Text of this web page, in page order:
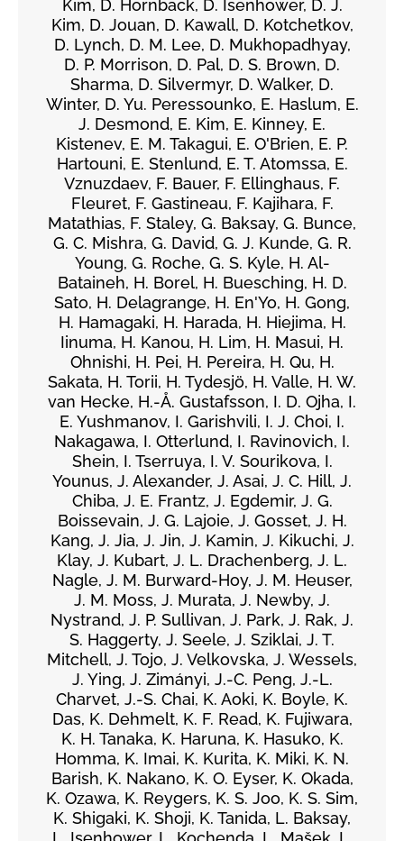
Kim, D. Hornback, D. Isenhower, D. J.
Kim, D. Jouan, D. Kawall, D. Kotchetkov,
D. Lynch, D. M. Lee, D. Mukhopadhyay,
D. P. Morrison, D. Pal, D. S. Brown, D.
Sharma, D. Silvermyr, D. Walker, D.
Winter, D. Yu. Peressounko, E. Haslum, E.
J. Desmond, E. Kim, E. Kinney, E.
Kistenev, E. M. Takagui, E. O'Brien, E. P.
Hartouni, E. Stenlund, E. T. Atomssa, E.
Vznuzdaev, F. Bauer, F. Ellinghaus, F.
Fleuret, F. Gastineau, F. Kajihara, F.
Matathias, F. Staley, G. Baksay, G. Bunce,
G. C. Mishra, G. David, G. J. Kunde, G. R.
Young, G. Roche, G. S. Kyle, H. Al-
Bataineh, H. Borel, H. Buesching, H. D.
Sato, H. Delagrange, H. En'Yo, H. Gong,
H. Hamagaki, H. Harada, H. Hiejima, H.
Iinuma, H. Kanou, H. Lim, H. Masui, H.
Ohnishi, H. Pei, H. Pereira, H. Qu, H.
Sakata, H. Torii, H. Tydesjö, H. Valle, H. W.
van Hecke, H.-Å. Gustafsson, I. D. Ojha, I.
E. Yushmanov, I. Garishvili, I. J. Choi, I.
Nakagawa, I. Otterlund, I. Ravinovich, I.
Shein, I. Tserruya, I. V. Sourikova, I.
Younus, J. Alexander, J. Asai, J. C. Hill, J.
Chiba, J. E. Frantz, J. Egdemir, J. G.
Boissevain, J. G. Lajoie, J. Gosset, J. H.
Kang, J. Jia, J. Jin, J. Kamin, J. Kikuchi, J.
Klay, J. Kubart, J. L. Drachenberg, J. L.
Nagle, J. M. Burward-Hoy, J. M. Heuser,
J. M. Moss, J. Murata, J. Newby, J.
Nystrand, J. P. Sullivan, J. Park, J. Rak, J.
S. Haggerty, J. Seele, J. Sziklai, J. T.
Mitchell, J. Tojo, J. Velkovska, J. Wessels,
J. Ying, J. Zimányi, J.-C. Peng, J.-L.
Charvet, J.-S. Chai, K. Aoki, K. Boyle, K.
Das, K. Dehmelt, K. F. Read, K. Fujiwara,
K. H. Tanaka, K. Haruna, K. Hasuko, K.
Homma, K. Imai, K. Kurita, K. Miki, K. N.
Barish, K. Nakano, K. O. Eyser, K. Okada,
K. Ozawa, K. Reygers, K. S. Joo, K. S. Sim,
K. Shigaki, K. Shoji, K. Tanida, L. Baksay,